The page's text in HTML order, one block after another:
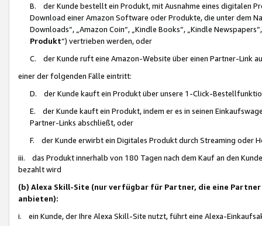
B. der Kunde bestellt ein Produkt, mit Ausnahme eines digitalen
Download einer Amazon Software oder Produkte, die unter dem
Downloads“, „Amazon Coin“, „Kindle Books“, „Kindle
Produkt“) vertrieben werden, oder
C. der Kunde ruft eine Amazon-Website über einen Partner-Link
einer der folgenden Fälle eintritt:
D. der Kunde kauft ein Produkt über unsere 1-Click-
E. der Kunde kauft ein Produkt, indem er es in seinen
Partner-Links abschließt, oder
F. der Kunde erwirbt ein Digitales Produkt durch Streaming oder
iii. das Produkt innerhalb von 180 Tagen nach dem Kauf an den
bezahlt wird
(b) Alexa Skill-Site (nur verfügbar für Partner, die eine
anbieten):
i. ein Kunde, der Ihre Alexa Skill-Site nutzt, führt eine Alexa-